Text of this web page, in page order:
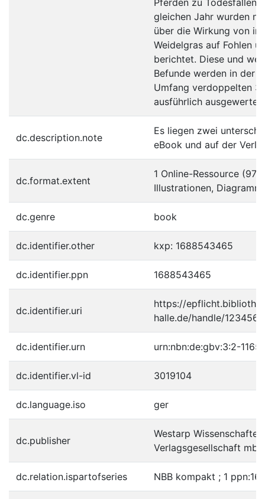
Pferden zu Todesfällen
gleichen Jahr wurden
über die Wirkung von
Weidelgras auf Fohlen
berichtet. Diese und
Befunde werden in der
Umfang verdoppelten
ausführlich ausgewertet.
dc.description.note
Es liegen zwei
eBook und auf der
dc.format.extent
1 Online-Ressource (97
Illustrationen,
dc.genre book
dc.identifier.other kxp: 1688543465
dc.identifier.ppn 1688543465
dc.identifier.uri
https://
halle.de/handle/
dc.identifier.urn urn:nbn:de:gbv:3:2-
dc.identifier.vl-id 3019104
dc.language.iso ger
dc.publisher
Westarp
Verlagsgesellschaft mbH
dc.relation.ispartofseries NBB kompakt ; 1